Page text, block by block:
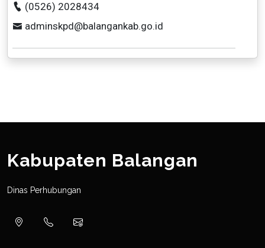
(0526) 2028434
adminskpd@balangankab.go.id
Kabupaten Balangan
Dinas Perhubungan